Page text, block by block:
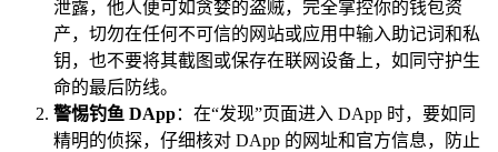
泄露，他人便可如贪婪的盗贼，完全掌控你的钱包资
产，切勿在任何不可信的网站或应用中输入助记词和私
钥，也不要将其截图或保存在联网设备上，如同守护生
命的最后防线。
警惕钓鱼 DApp：在“发现”页面进入 DApp 时，要如同
精明的侦探，仔细核对 DApp 的网址和官方信息，防止